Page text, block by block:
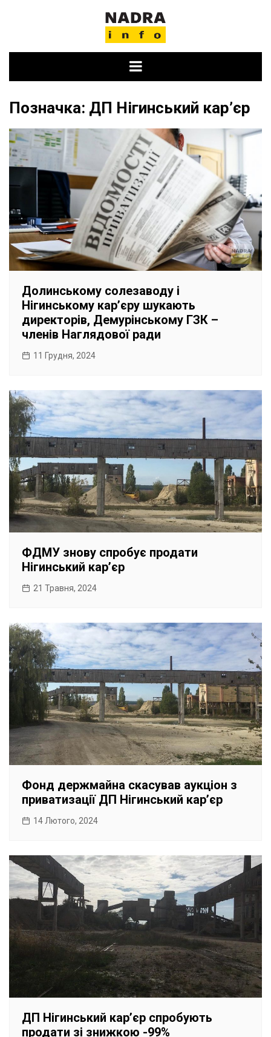
Позначка: ДП Нігинський кар’єр
Долинському солезаводу і
Нігинському карʼєру шукають
директорів, Демурінському ГЗК –
членів Наглядової ради
11 Грудня, 2024
ФДМУ знову спробує продати
Нігинський карʼєр
21 Травня, 2024
Фонд держмайна скасував аукціон з
приватизації ДП Нігинський карʼєр
14 Лютого, 2024
ДП Нігинський карʼєр спробують
продати зі знижкою -99%